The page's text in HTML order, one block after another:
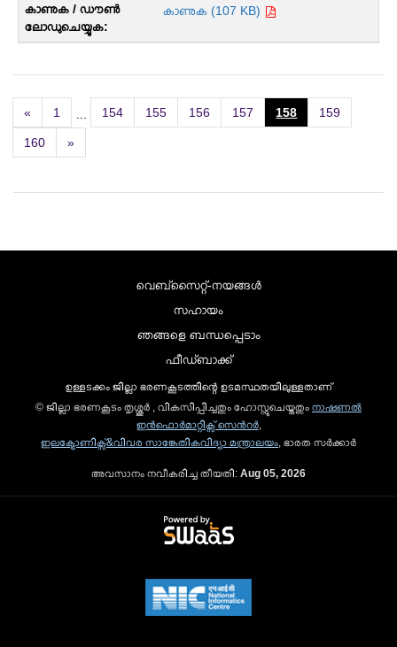
കാണുക (107 KB)
« 1 ... 154 155 156 157 158 159
160 »
വെബ്സൈറ്റ്-നയങ്ങള്‍
സഹായം
ഞങ്ങളെ ബന്ധപ്പെടാം
ഫീഡ്ബാക്ക്
ഉള്ളടക്കം ജില്ലാ ഭരണകൂടത്തിന്റെ ഉടമസ്ഥതയിലുള്ളതാണ്
© ജില്ലാ ഭരണകൂടം തൃശ്ശൂർ , വികസിപ്പിച്ചതും ഹോസ്റ്റുചെയ്തതും നാഷണല്‍
ഇന്‍ഫൊര്‍മാറ്റിക്സ് സെന്‍റര്‍,
ഇലക്ട്രോണിക്സ്&വിവര സാങ്കേതികവിദ്യാ മന്ത്രാലയം, ഭാരത സര്‍ക്കാര്‍
അവസാനം നവീകരിച്ച തീയതി: Aug 05, 2026